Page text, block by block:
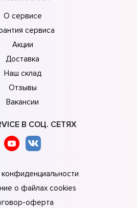
О сервисе
сервиса
Акции
Доставка
Наш склад
Отзывы
Вакансии
В СОЦ. СЕТЯХ
о файлах cookies
оферта